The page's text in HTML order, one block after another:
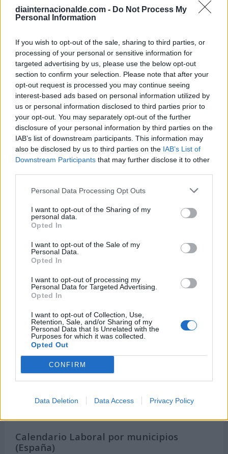
diainternacionalde.com - Do Not Process My
Personal Information
If you wish to opt-out of the sale, sharing to third parties, or
processing of your personal or sensitive information for
targeted advertising by us, please use the below opt-out
section to confirm your selection. Please note that after your
opt-out request is processed you may continue seeing
interest-based ads based on personal information utilized by
us or personal information disclosed to third parties prior to
your opt-out. You may separately opt-out of the further
disclosure of your personal information by third parties on the
IAB’s list of downstream participants. This information may
also be disclosed by us to third parties on the IAB’s List of
Downstream Participants that may further disclose it to other
Personal Data Processing Opt Outs
I want to opt-out of the Sharing of my
personal data.
Opted In
I want to opt-out of the Sale of my
Personal Data.
Opted In
I want to opt-out of processing my
Personal Data for Targeted Advertising.
Opted In
I want to opt-out of Collection, Use,
Retention, Sale, and/or Sharing of my
Personal Data that Is Unrelated with the
Purposes for which it was collected.
Opted Out
CONFIRM
Data Deletion Data Access Privacy Policy
Secciones destacadas
Noticias y actualidad sobre Días
Internacionales
Onomástica. Todos los santos
Años Internacionales
Qué se celebra el día de mi cumpleaños
Eventos internacionales de cultura
Los mejores canales de Youtube según
Crea una cuenta atrás para el evento que
quieras
¿Qué día crearías tu?
Calendarios
Calendario Laboral por municipios
(España)